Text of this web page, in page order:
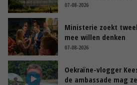
07-08-2026
Ministerie zoekt
mee willen denken
07-08-2026
Oekraïne-vlogger
de ambassade mag